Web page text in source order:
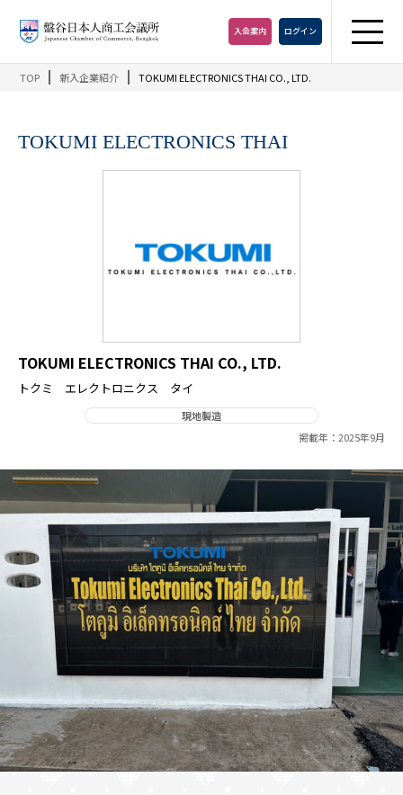
入会案内 ログイン
TOP 新入企業紹介 TOKUMI ELECTRONICS THAI CO., LTD.
TOKUMI ELECTRONICS THAI
TOKUMI ELECTRONICS THAI CO., LTD.
トクミ エレクトロニクス タイ
現地製造
掲載年：2025年9月